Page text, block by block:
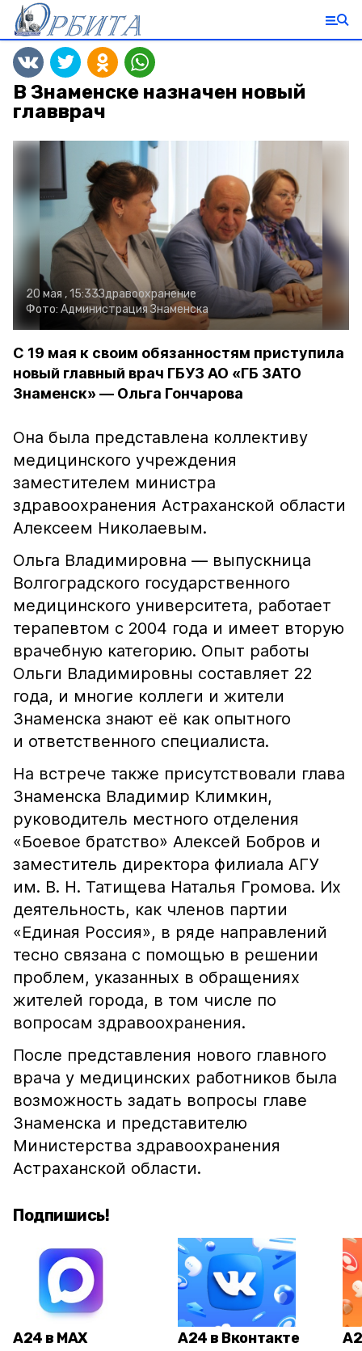
В Знаменске назначен новый
главврач
20 мая , 15:33Здравоохранение
Фото: Администрация Знаменска
С 19 мая к своим обязанностям приступила
новый главный врач ГБУЗ АО «ГБ ЗАТО
Знаменск» — Ольга Гончарова
Она была представлена коллективу
медицинского учреждения
заместителем министра
здравоохранения Астраханской области
Алексеем Николаевым.
Ольга Владимировна — выпускница
Волгоградского государственного
медицинского университета, работает
терапевтом с 2004 года и имеет вторую
врачебную категорию. Опыт работы
Ольги Владимировны составляет 22
года, и многие коллеги и жители
Знаменска знают её как опытного
и ответственного специалиста.
На встрече также присутствовали глава
Знаменска Владимир Климкин,
руководитель местного отделения
«Боевое братство» Алексей Бобров и
заместитель директора филиала АГУ
им. В. Н. Татищева Наталья Громова. Их
деятельность, как членов партии
«Единая Россия», в ряде направлений
тесно связана с помощью в решении
проблем, указанных в обращениях
жителей города, в том числе по
вопросам здравоохранения.
После представления нового главного
врача у медицинских работников была
возможность задать вопросы главе
Знаменска и представителю
Министерства здравоохранения
Астраханской области.
Подпишись!
А24 в MAX А24 в Вконтакте